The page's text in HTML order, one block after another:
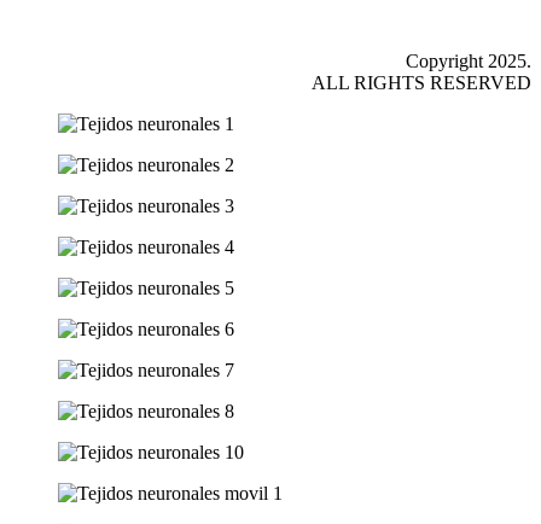
Copyright 2025.
ALL RIGHTS RESERVED